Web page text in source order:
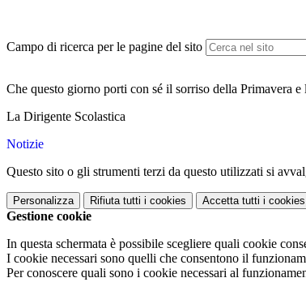
Campo di ricerca per le pagine del sito
Che questo giorno porti con sé il sorriso della Primavera e
La Dirigente Scolastica
Notizie
Questo sito o gli strumenti terzi da questo utilizzati si
Personalizza Rifiuta tutti i cookies Accetta tutti i cookies
Gestione cookie
In questa schermata è possibile scegliere quali cookie
I cookie necessari sono quelli che consentono il
Per conoscere quali sono i cookie necessari al